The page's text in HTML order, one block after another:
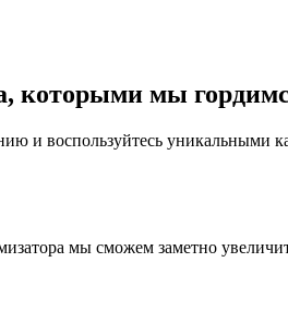
которыми мы
и воспользуйтесь уникальными
мы сможем заметно